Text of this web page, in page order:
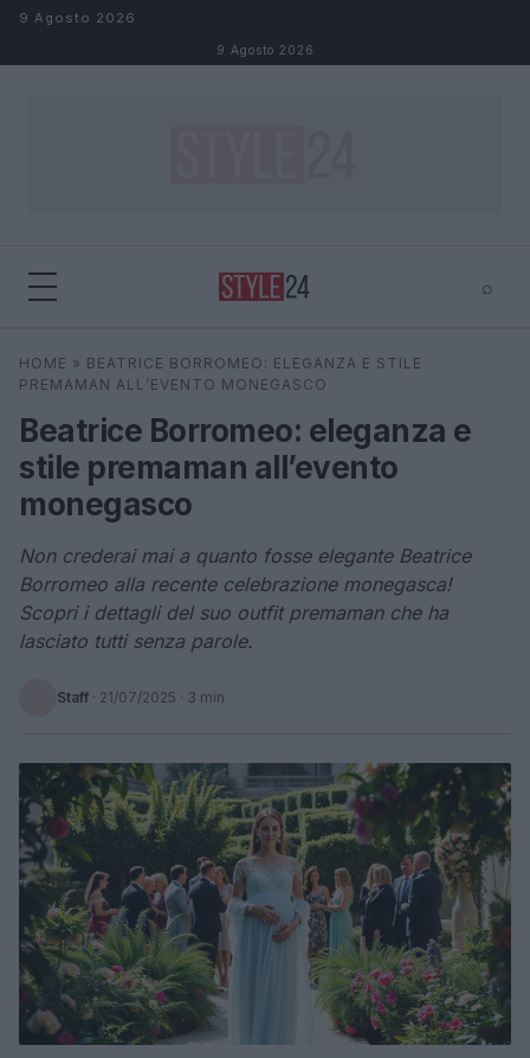
Salta al contenuto
9 Agosto 2026
9 Agosto 2026
⌕
Cerca
HOME » BEATRICE BORROMEO: ELEGANZA E STILE
PREMAMAN ALL’EVENTO MONEGASCO
Beatrice Borromeo: eleganza e
stile premaman all’evento
monegasco
Non crederai mai a quanto fosse elegante Beatrice
Borromeo alla recente celebrazione monegasca!
Scopri i dettagli del suo outfit premaman che ha
lasciato tutti senza parole.
Staff · 21/07/2025 · 3 min